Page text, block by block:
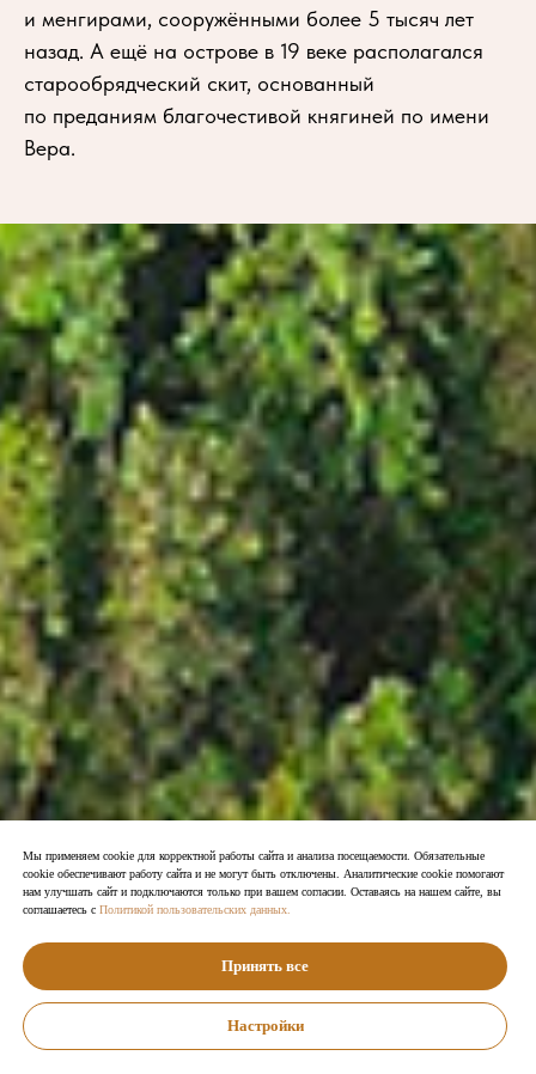
и менгирами, сооружёнными более 5 тысяч лет
назад. А ещё на острове в 19 веке располагался
старообрядческий скит, основанный
по преданиям благочестивой княгиней по имени
Вера.
Мы применяем cookie для корректной работы сайта и анализа посещаемости. Обязательные
cookie обеспечивают работу сайта и не могут быть отключены. Аналитические cookie помогают
нам улучшать сайт и подключаются только при вашем согласии. Оставаясь на нашем сайте, вы
соглашаетесь с Политикой пользовательских данных.
Принять все
Настройки